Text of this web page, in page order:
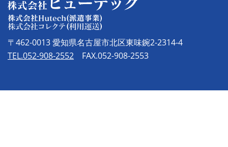
〒462-0013 愛知県名古屋市北区東味鋺2-2314-4
TEL.052-908-2552 FAX.052-908-2553